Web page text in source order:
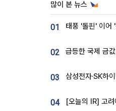
많이 본 뉴스
01
02 급등한 국제 금
03
04 [오늘의 IR] 고